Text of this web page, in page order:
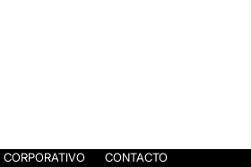
CORPORATIVO CONTACTO